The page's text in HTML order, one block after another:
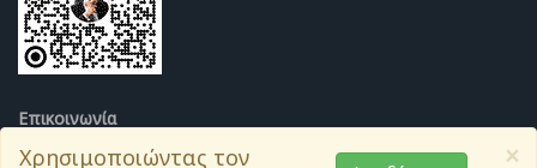
×
Χρησιμοποιώντας τον
Επικοινωνία
Δημητρίου Σούτσου 17, Αθήνα.